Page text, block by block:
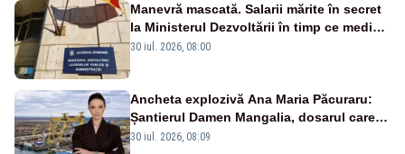
Manevră mascată. Salarii mărite în secret
la Ministerul Dezvoltării în timp ce medicii
ies în stradă
30 iul. 2026, 08:00
Ancheta explozivă Ana Maria Păcuraru:
Șantierul Damen Mangalia, dosarul care
scufundă apărarea României
30 iul. 2026, 08:09